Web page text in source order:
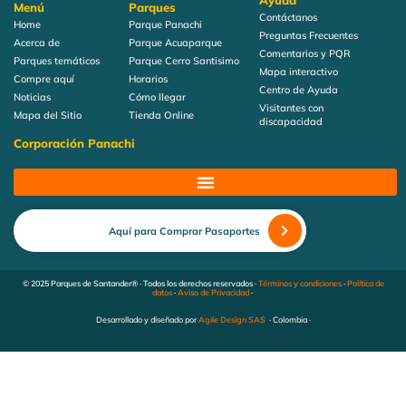
Menú
Home
Acerca de
Parques temáticos
Compre aquí
Noticias
Mapa del Sitio
Parques
Parque Panachi
Parque Acuaparque
Parque Cerro Santisimo
Horarios
Cómo llegar
Tienda Online
Contáctanos
Preguntas Frecuentes
Comentarios y PQR
Mapa interactivo
Centro de Ayuda
Visitantes con
discapacidad
Corporación Panachi
Aquí para Comprar Pasaportes
© 2025 Parques de Santander® · Todos los derechos reservados ·Términos y condiciones·Política de
datos·Aviso de Privacidad·
Desarrollado y diseñado porAgile Design SAS· Colombia ·